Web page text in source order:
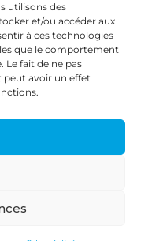
utilisons des
et/ou accéder aux
à ces technologies
que le comportement
Le fait de ne pas
peut avoir un effet